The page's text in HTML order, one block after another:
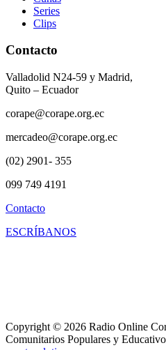
Series
Clips
Contacto
Valladolid N24-59 y Madrid,
Quito – Ecuador
corape@corape.org.ec
mercadeo@corape.org.ec
(02) 2901- 355
099 749 4191
Contacto
ESCRÍBANOS
Copyright © 2026 Radio Online
Comunitarios Populares y